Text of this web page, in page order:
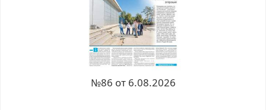
№86 от 6.08.2026